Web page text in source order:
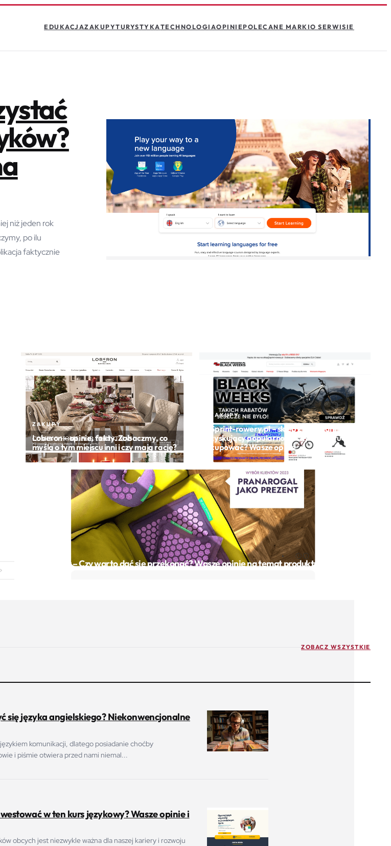
EDUKACJAZAKUPYTURYSTYKATECHNOLOGIAOPINIEPOLECANE MARKIO SERWISIE
niż jeden rok
po ilu
faktycznie
ZAKUPY
Loberon – opinie, fakty. Zobaczmy, co
myślą o tym miejscu inni i czy mają rację?
ZAKUPY
Sprint-rowery.pl – sklep z rowerami
zyskujący popularność. Czy warto tu
kupować? Wasze opinie
Pranamat – Czy warto dać się przekonać? Wasze opinie na temat produktu!
ZOBACZ WSZYSTKIE
się języka angielskiego? Niekonwencjonalne
komunikacji, dlatego posiadanie choćby
i piśmie otwiera przed nami niemal...
w ten kurs językowy? Wasze opinie i
obcych jest niezwykle ważna dla naszej kariery i rozwoju